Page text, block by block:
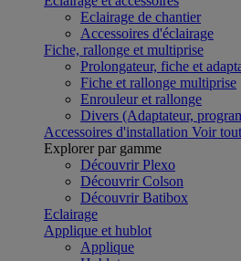
Eclairage de chantier
Accessoires d'éclairage
Fiche, rallonge et multiprise
Prolongateur, fiche et
Fiche et rallonge multiprise
Enrouleur et rallonge
Divers (Adaptateur,
Accessoires d'installation Voir tout
Explorer par gamme
Découvrir Plexo
Découvrir Colson
Découvrir Batibox
Eclairage
Applique et hublot
Applique